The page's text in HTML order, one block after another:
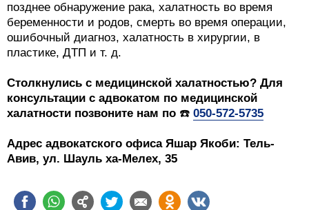
позднее обнаружение рака, халатность во время
беременности и родов, смерть во время операции,
ошибочный диагноз, халатность в хирургии, в
пластике, ДТП и т. д.
Столкнулись с медицинской халатностью? Для
консультации с адвокатом по медицинской
халатности позвоните нам по ☎️ 050-572-5735
Адрес адвокатского офиса Яшар Якоби: Тель-
Авив, ул. Шауль ха-Мелех, 35